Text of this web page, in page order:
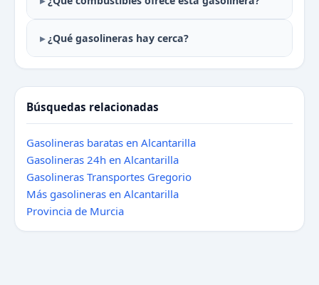
¿Qué gasolineras hay cerca?
Búsquedas relacionadas
Gasolineras baratas en Alcantarilla
Gasolineras 24h en Alcantarilla
Gasolineras Transportes Gregorio
Más gasolineras en Alcantarilla
Provincia de Murcia